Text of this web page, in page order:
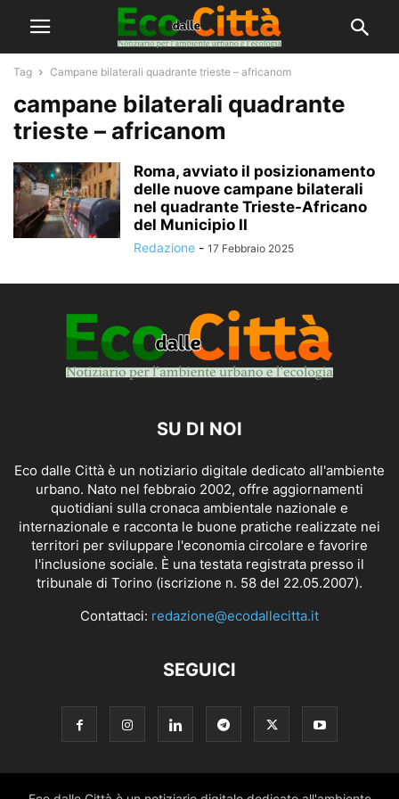
Tag Campane bilaterali quadrante trieste – africanom
campane bilaterali quadrante
trieste – africanom
Roma, avviato il posizionamento
delle nuove campane bilaterali
nel quadrante Trieste-Africano
del Municipio II
Redazione - 17 Febbraio 2025
SU DI NOI
Eco dalle Città è un notiziario digitale dedicato all'ambiente
urbano. Nato nel febbraio 2002, offre aggiornamenti
quotidiani sulla cronaca ambientale nazionale e
internazionale e racconta le buone pratiche realizzate nei
territori per sviluppare l'economia circolare e favorire
l'inclusione sociale. È una testata registrata presso il
tribunale di Torino (iscrizione n. 58 del 22.05.2007).
Contattaci: redazione@ecodallecitta.it
SEGUICI